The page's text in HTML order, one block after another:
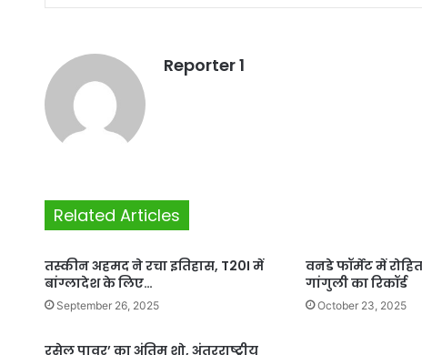
Reporter 1
Related Articles
तस्कीन अहमद ने रचा इतिहास, T20I में
बांग्लादेश के लिए…
September 26, 2025
वनडे फॉर्मेट में
गांगुली का रिकॉर्ड
October 23, 2025
रसेल पावर’ का अंतिम शो, अंतरराष्ट्रीय